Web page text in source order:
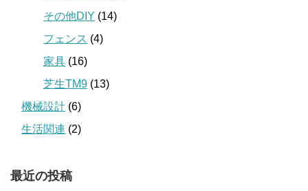
その他DIY (14)
フェンス (4)
家具 (16)
芝生TM9 (13)
機械設計 (6)
生活関連 (2)
最近の投稿